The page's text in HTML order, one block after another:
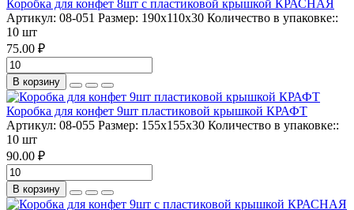
Коробка для конфет 8шт с пластиковой крышкой КРАСНАЯ
Артикул: 08-051 Размер: 190х110х30 Количество в упаковке::
10 шт
75.00 ₽
В корзину
Коробка для конфет 9шт пластиковой крышкой КРАФТ
Артикул: 08-055 Размер: 155х155х30 Количество в упаковке::
10 шт
90.00 ₽
В корзину